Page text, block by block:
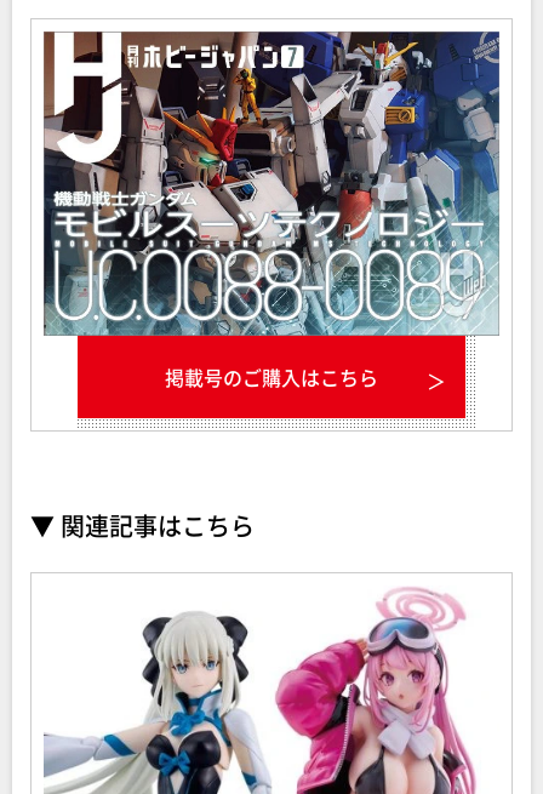
掲載号のご購入はこちら
▼ 関連記事はこちら